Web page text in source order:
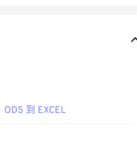
ODS 到 EXCEL